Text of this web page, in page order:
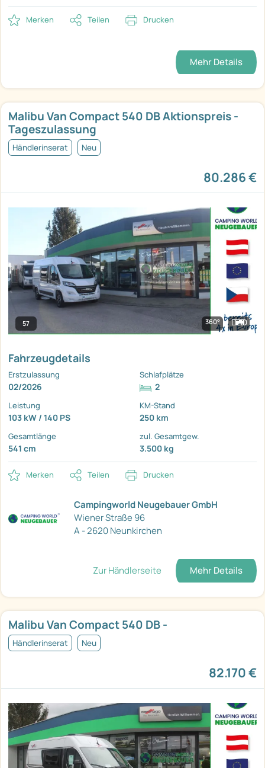
Merken Teilen Drucken
Mehr Details
Malibu Van Compact 540 DB Aktionspreis -
Tageszulassung
Händlerinserat Neu
80.286 €
57 360°
Fahrzeugdetails
Erstzulassung
02/2026
Schlafplätze
2
Leistung
103 kW / 140 PS
KM-Stand
250 km
Gesamtlänge
541 cm
zul. Gesamtgew.
3.500 kg
Merken Teilen Drucken
Campingworld Neugebauer GmbH
Wiener Straße 96
A - 2620 Neunkirchen
Zur Händlerseite Mehr Details
Malibu Van Compact 540 DB -
Händlerinserat Neu
82.170 €